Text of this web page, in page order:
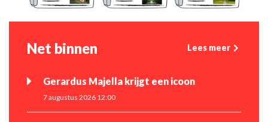
Net binnen Lees meer
Gerardus Majella krijgt een icoon
7 augustus 2026 12:00